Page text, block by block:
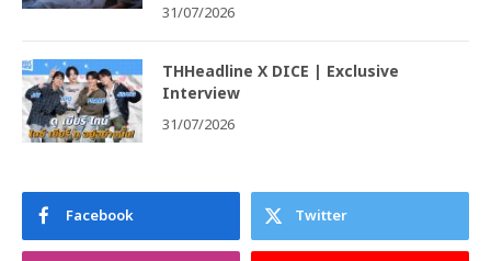
31/07/2026
THHeadline X DICE | Exclusive
Interview
31/07/2026
Facebook Twitter